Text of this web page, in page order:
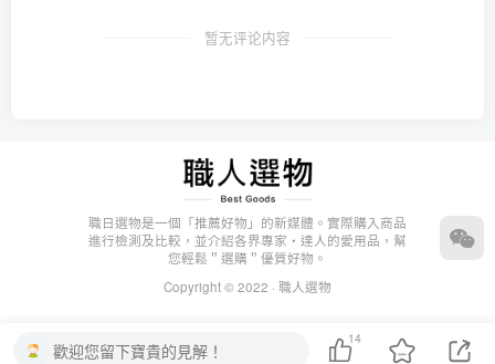
暂无评论内容
職日選物是一個「推薦好物」的新媒體。實際購入商品
進行檢測及比較，並介紹各界專家・達人的愛用品，幫
您輕鬆＂選購＂優質好物。
Copyright © 2022 · 職人選物
歡迎您留下寶貴的見解！
14